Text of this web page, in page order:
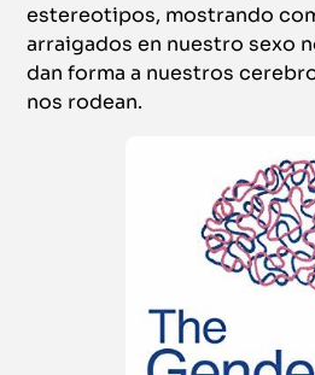
estereotipos, mostrando
arraigados en nuestro sexo
dan forma a nuestros
nos rodean.